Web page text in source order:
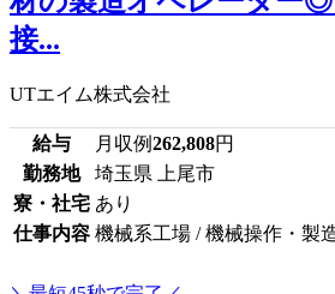
接...
UTエイム株式会社
給与 月収例262,808円
勤務地
埼玉県 上尾市
寮・社宅 あり
仕事内容 機械系工場 / 機械操作・製